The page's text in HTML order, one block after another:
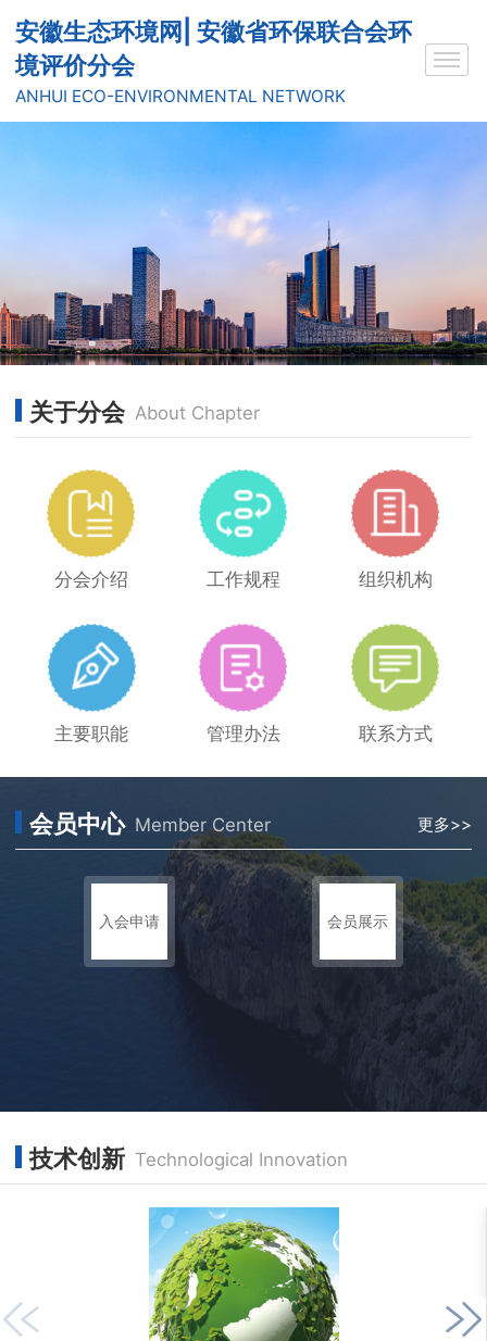
安徽生态环境网| 安徽省环保联合会环
境评价分会
ANHUI ECO-ENVIRONMENTAL NETWORK
关于分会 About Chapter
分会介绍 工作规程 组织机构
主要职能 管理办法 联系方式
会员中心 Member Center 更多>>
入会申请 会员展示
技术创新 Technological Innovation